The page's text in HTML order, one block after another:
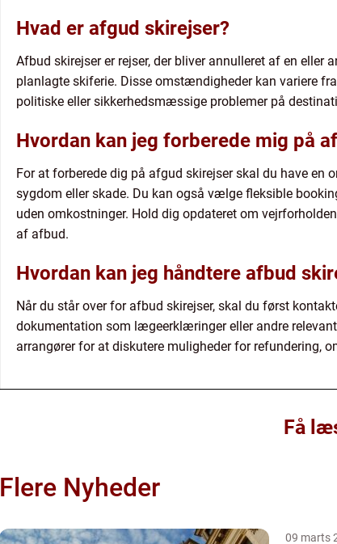
Hvad er afgud skirejser?
Afbud skirejser er rejser, der bliver annulleret af en
planlagte skiferie. Disse omstændigheder kan variere
politiske eller sikkerhedsmæssige problemer på
Hvordan kan jeg forberede mig på
For at forberede dig på afgud skirejser skal du have
sygdom eller skade. Du kan også vælge fleksible
uden omkostninger. Hold dig opdateret om
af afbud.
Hvordan kan jeg håndtere afbud
Når du står over for afbud skirejser, skal du først
dokumentation som lægeerklæringer eller andre
arrangører for at diskutere muligheder for refundering,
Få
Flere Nyheder
09 marts